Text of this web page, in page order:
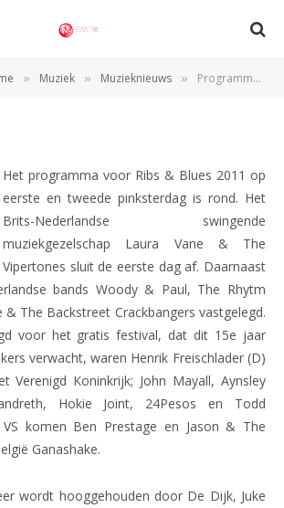
» Muziek » Muzieknieuws » Programma Ribs & Blues 2011 is rond
Ribs & Blues 2011 is
Het programma voor Ribs & Blues 2011 op
eerste en tweede pinksterdag is rond. Het
Brits-Nederlandse swingende
muziekgezelschap Laura Vane & The
Vipertones sluit de eerste dag af. Daarnaast
bands Woody & Paul, The Rhytm
& The Backstreet Crackbangers vastgelegd.
voor het gratis festival, dat dit 15e jaar
verwacht, waren Henrik Freischlader (D)
Verenigd Koninkrijk; John Mayall, Aynsley
Hokie Joint, 24Pesos en Todd
VS komen Ben Prestage en Jason & The
Ganashake.
wordt hooggehouden door De Dijk, Juke